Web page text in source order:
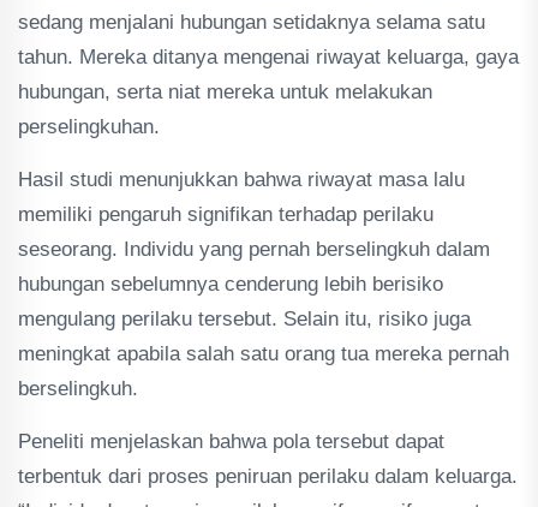
sedang menjalani hubungan setidaknya selama satu
tahun. Mereka ditanya mengenai riwayat keluarga, gaya
hubungan, serta niat mereka untuk melakukan
perselingkuhan.
Hasil studi menunjukkan bahwa riwayat masa lalu
memiliki pengaruh signifikan terhadap perilaku
seseorang. Individu yang pernah berselingkuh dalam
hubungan sebelumnya cenderung lebih berisiko
mengulang perilaku tersebut. Selain itu, risiko juga
meningkat apabila salah satu orang tua mereka pernah
berselingkuh.
Peneliti menjelaskan bahwa pola tersebut dapat
terbentuk dari proses peniruan perilaku dalam keluarga.